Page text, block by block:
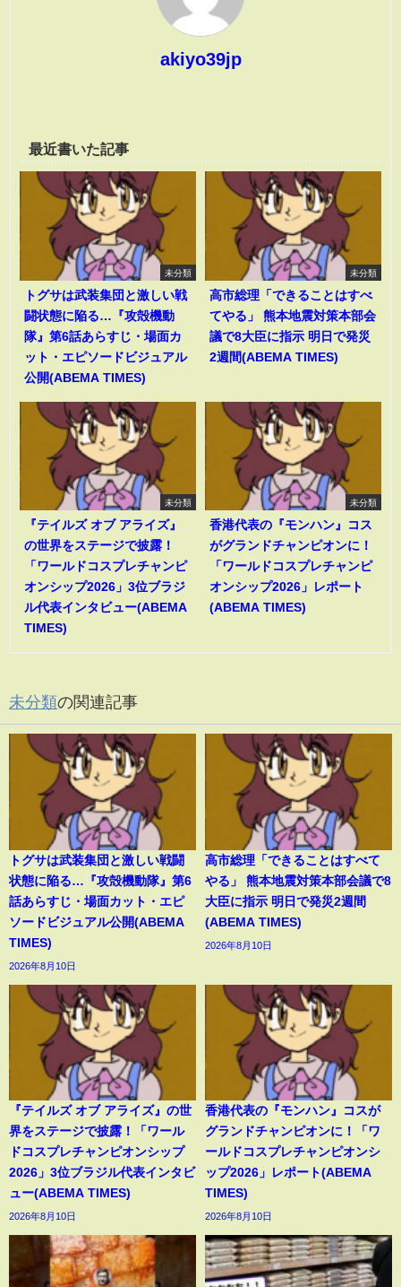
akiyo39jp
最近書いた記事
未分類
トグサは武装集団と激しい戦
闘状態に陥る…『攻殻機動
隊』第6話あらすじ・場面カ
ット・エピソードビジュアル
公開(ABEMA TIMES)
未分類
高市総理「できることはすべ
てやる」 熊本地震対策本部会
議で8大臣に指示 明日で発災
2週間(ABEMA TIMES)
未分類
『テイルズ オブ アライズ』
の世界をステージで披露！
「ワールドコスプレチャンピ
オンシップ2026」3位ブラジ
ル代表インタビュー(ABEMA
TIMES)
未分類
香港代表の『モンハン』コス
がグランドチャンピオンに！
「ワールドコスプレチャンピ
オンシップ2026」レポート
(ABEMA TIMES)
未分類の関連記事
トグサは武装集団と激しい戦闘
状態に陥る…『攻殻機動隊』第6
話あらすじ・場面カット・エピ
ソードビジュアル公開(ABEMA
TIMES)
2026年8月10日
高市総理「できることはすべて
やる」 熊本地震対策本部会議で8
大臣に指示 明日で発災2週間
(ABEMA TIMES)
2026年8月10日
『テイルズ オブ アライズ』の世
界をステージで披露！「ワール
ドコスプレチャンピオンシップ
2026」3位ブラジル代表インタビ
ュー(ABEMA TIMES)
2026年8月10日
香港代表の『モンハン』コスが
グランドチャンピオンに！「ワ
ールドコスプレチャンピオンシ
ップ2026」レポート(ABEMA
TIMES)
2026年8月10日